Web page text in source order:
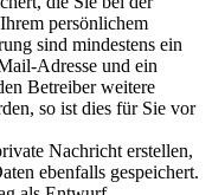
persönlichem
sind mindestens ein
Adresse und ein
Betreiber weitere
so ist dies für Sie vor
Nachricht erstellen,
ebenfalls gespeichert.